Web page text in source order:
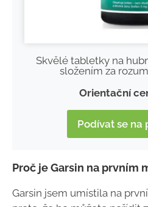
Skvělé tabletky na
složením za
Orientační
Podívat se
Proč je Garsin na prvním
Garsin jsem umístila na